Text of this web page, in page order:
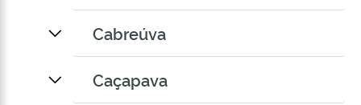
Cabreúva
Caçapava